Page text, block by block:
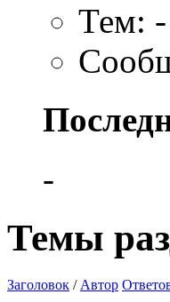
Тем: -
-
Темы
Заголовок / Автор